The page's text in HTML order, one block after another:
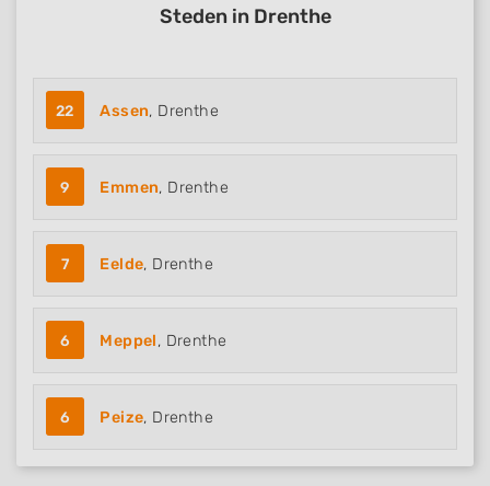
Steden in Drenthe
22 Assen, Drenthe
9 Emmen, Drenthe
7 Eelde, Drenthe
6 Meppel, Drenthe
6 Peize, Drenthe